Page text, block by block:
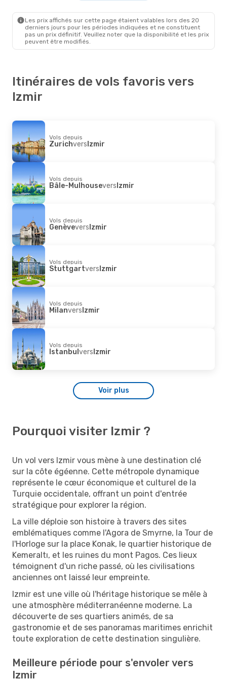
Les prix affichés sur cette page étaient valables lors des 20
derniers jours pour les périodes indiquées et ne constituent
pas un prix définitif. Veuillez noter que la disponibilité et les prix
peuvent être modifiés.
Itinéraires de vols favoris vers
Izmir
Vols depuis
ZurichversIzmir
Vols depuis
Bâle-MulhouseversIzmir
Vols depuis
GenèveversIzmir
Vols depuis
StuttgartversIzmir
Vols depuis
MilanversIzmir
Vols depuis
IstanbulversIzmir
Voir plus
Pourquoi visiter Izmir ?
Un vol vers Izmir vous mène à une destination clé
sur la côte égéenne. Cette métropole dynamique
représente le cœur économique et culturel de la
Turquie occidentale, offrant un point d'entrée
stratégique pour explorer la région.
La ville déploie son histoire à travers des sites
emblématiques comme l'Agora de Smyrne, la Tour de
l'Horloge sur la place Konak, le quartier historique de
Kemeraltı, et les ruines du mont Pagos. Ces lieux
témoignent d'un riche passé, où les civilisations
anciennes ont laissé leur empreinte.
Izmir est une ville où l'héritage historique se mêle à
une atmosphère méditerranéenne moderne. La
découverte de ses quartiers animés, de sa
gastronomie et de ses panoramas maritimes enrichit
toute exploration de cette destination singulière.
Meilleure période pour s'envoler vers
Izmir